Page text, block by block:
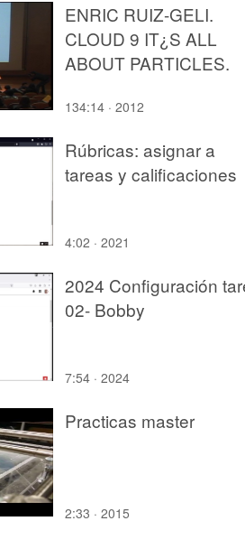
ENRIC RUIZ-GELI.
CLOUD 9 IT¿S ALL
ABOUT PARTICLES.
134:14 · 2012
Rúbricas: asignar a
tareas y calificaciones
4:02 · 2021
2024 Configuración
02- Bobby
7:54 · 2024
Practicas master
2:33 · 2015